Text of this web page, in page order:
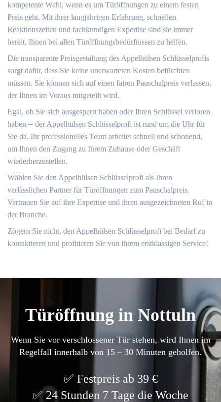
kompetente Wahl, wenn es um Türöffnungen zu einem festen
Preis geht.​ Mit ihrer langjährigen Erfahrung, schnellen
Reaktionszeiten und fachkundigen Expertise sind sie immer
bereit, Ihnen bei allen Türöffnungsbedürfnissen zu helfen.​
Die transparente Preisgestaltung des Appelhülsen Schlüsselprofis
sorgt dafür, dass Sie keine unerwarteten Kosten befürchten
müssen. Sie können sich auf einen fairen Pauschalpreis verlassen,
der Ihnen im Voraus mitgeteilt wird.​
Egal, ob Sie sich ausgesperrt haben oder Ihren Schlüssel verloren
haben ⎼ der Appelhülsen Schlüsselprofi ist rund um die Uhr für
Sie da.​ Ihr professionelles Team arbeitet schnell und schonend,
um Ihnen den Zugang zu Ihrem Zuhause oder Geschäft
wiederherzustellen.
Wählen Sie den Appelhülsen Schlüsselprofi als Ihren
verlässlichen Partner für Türöffnungen zum Pauschalpreis.
Vertrauen Sie auf ihre Expertise und ihren ausgezeichneten Ruf in
der Branche.​
Zögern Sie nicht, den Appelhülsen Schlüsselprofi bei Bedarf zu
kontaktieren und profitieren Sie von ihrem erstklassigen Service!​
Türöffnung in Nottuln
Wenn Sie vor verschlossener Tür stehen, wird Ihnen im
Regelfall innerhalb von 15 – 30 Minuten geholfen.
Festpreis ab 39 €
24 Stunden 7 Tage die Woche